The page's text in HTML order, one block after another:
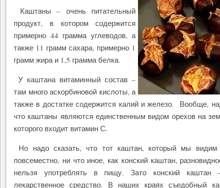
Каштаны – очень питательный
продукт, в котором содержится
примерно 44 грамма углеводов, а
также 11 грамм сахара, примерно 1
грамм жира и 1,5 грамма белка.
У каштана витаминный состав –
там много аскорбиновой кислоты, а
также в достатке содержится калий и железо. Вообще,
что каштаны являются единственным видом орехов на
которого входит витамин С.
Но надо сказать, что тот каштан, который мы видим
повсеместно, ни что иное, как конский каштан,
нельзя употреблять в пищу. Зато конский каштан
лекарственное средство. В наших краях съедобный